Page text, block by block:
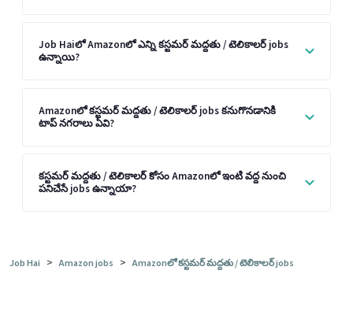
Job Haiలో Amazonలో ఎన్ని కస్టమర్ మద్దతు / టెలికాలర్ jobs
ఉన్నాయి?
Amazonలో కస్టమర్ మద్దతు / టెలికాలర్ jobs కనుగొనడానికి
టాప్ నగరాలు ఏవి?
కస్టమర్ మద్దతు / టెలికాలర్ కోసం Amazonలో ఇంటి వద్ద నుంచి
పనిచేసే jobs ఉన్నాయా?
Job Hai > Amazon jobs > Amazonలో కస్టమర్ మద్దతు / టెలికాలర్ jobs